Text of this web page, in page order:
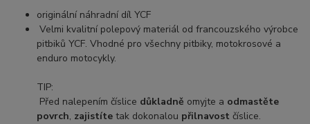
originální náhradní díl YCF
Velmi kvalitní polepový materiál od francouzského výrobce
pitbiků YCF. Vhodné pro všechny pitbiky, motokrosové a
enduro motocykly.
TIP:
Před nalepením číslice důkladně omyjte a odmastěte
povrch, zajistíte tak dokonalou přilnavost číslice.